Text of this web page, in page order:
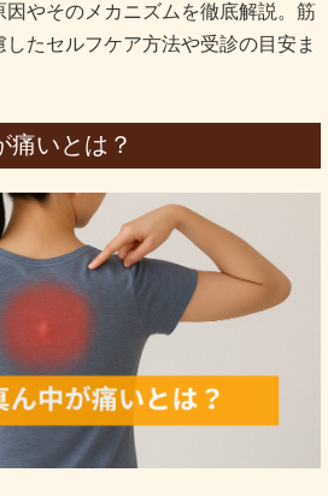
因やそのメカニズムを徹底解説。筋
たセルフケア方法や受診の目安ま
痛いとは？